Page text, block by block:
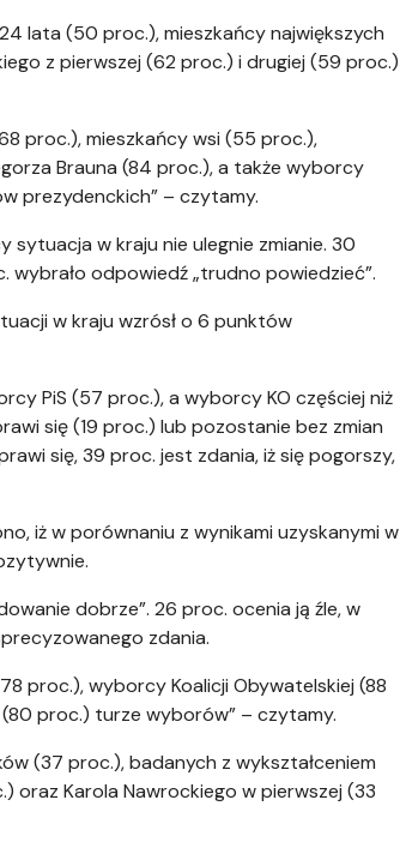
lata (50 proc.), mieszkańcy największych
z pierwszej (62 proc.) i drugiej (59 proc.)
proc.), mieszkańcy wsi (55 proc.),
Brauna (84 proc.), a także wyborcy
prezydenckich” – czytamy.
sytuacja w kraju nie ulegnie zmianie. 30
wybrało odpowiedź „trudno powiedzieć”.
w kraju wzrósł o 6 punktów
PiS (57 proc.), a wyborcy KO częściej niż
się (19 proc.) lub pozostanie bez zmian
się, 39 proc. jest zdania, iż się pogorszy,
iż w porównaniu z wynikami uzyskanymi w
dobrze”. 26 proc. ocenia ją źle, w
zdania.
proc.), wyborcy Koalicji Obywatelskiej (88
(80 proc.) turze wyborów” – czytamy.
(37 proc.), badanych z wykształceniem
Karola Nawrockiego w pierwszej (33